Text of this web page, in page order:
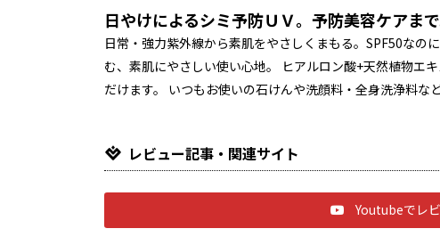
日やけによるシミ予防ＵＶ。予防美容ケアま
日常・強力紫外線から素肌をやさしくまもる。SPF50なの
む、素肌にやさしい使い心地。 ヒアルロン酸+天然植物エ
だけます。 いつもお使いの石けんや洗顔料・全身洗浄料な
レビュー記事・関連サイト
Youtubeでレ